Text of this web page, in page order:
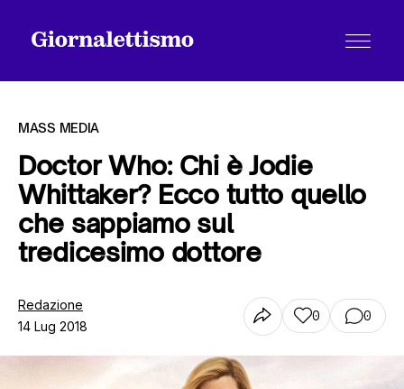
Tutti gli articoli
Contatti
MASS MEDIA
Doctor Who: Chi è Jodie
Whittaker? Ecco tutto quello
che sappiamo sul
tredicesimo dottore
Redazione
14 Lug 2018
0 0